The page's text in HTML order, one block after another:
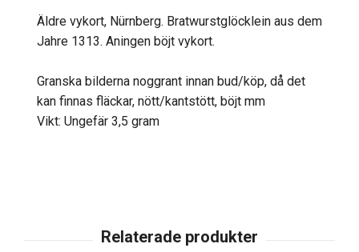
Äldre vykort, Nürnberg. Bratwurstglöcklein aus dem
Jahre 1313. Aningen böjt vykort.
Granska bilderna noggrant innan bud/köp, då det
kan finnas fläckar, nött/kantstött, böjt mm
Vikt: Ungefär 3,5 gram